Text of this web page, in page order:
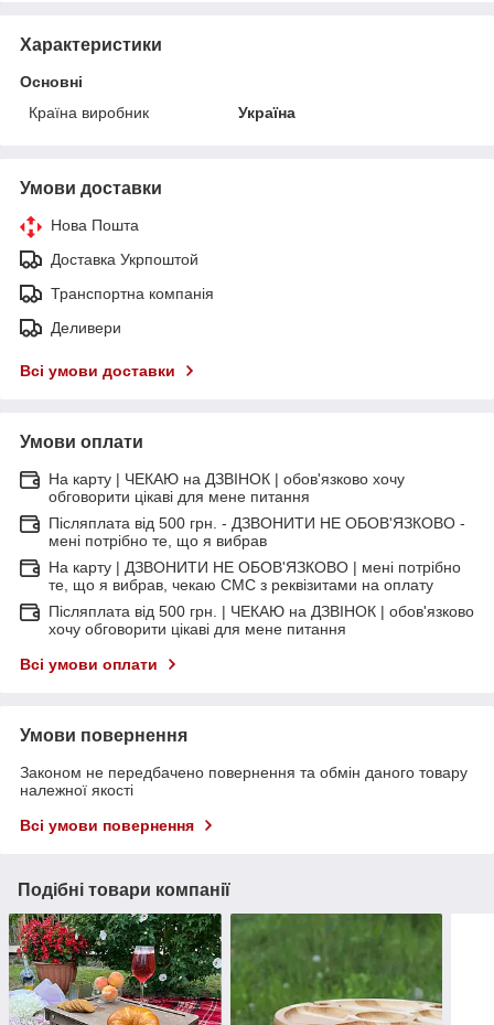
Характеристики
Основні
Країна виробник
Україна
Умови доставки
Нова Пошта
Доставка Укрпоштой
Транспортна компанія
Деливери
Всі умови доставки
Умови оплати
На карту | ЧЕКАЮ на ДЗВІНОК | обов'язково хочу
обговорити цікаві для мене питання
Післяплата від 500 грн. - ДЗВОНИТИ НЕ ОБОВ'ЯЗКОВО -
мені потрібно те, що я вибрав
На карту | ДЗВОНИТИ НЕ ОБОВ'ЯЗКОВО | мені потрібно
те, що я вибрав, чекаю СМС з реквізитами на оплату
Післяплата від 500 грн. | ЧЕКАЮ на ДЗВІНОК | обов'язково
хочу обговорити цікаві для мене питання
Всі умови оплати
Умови повернення
Законом не передбачено повернення та обмін даного товару
належної якості
Всі умови повернення
Подібні товари компанії